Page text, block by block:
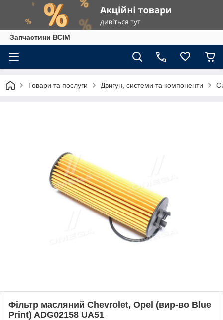
Запчастини ВСІМ
Товари та послуги Двигун, системи та компоненти
Фільтр масляний Chevrolet, Opel (вир-во Blue
Print) ADG02158 UA51